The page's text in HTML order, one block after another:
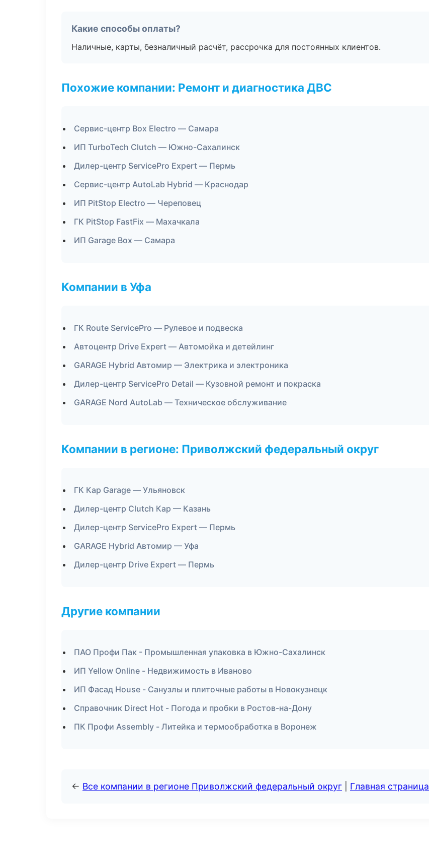
Какие способы оплаты?
Наличные, карты, безналичный расчёт, рассрочка для постоянных клиентов.
Похожие компании: Ремонт и диагностика ДВС
Сервис-центр Box Electro — Самара
ИП TurboTech Clutch — Южно-Сахалинск
Дилер-центр ServicePro Expert — Пермь
Сервис-центр AutoLab Hybrid — Краснодар
ИП PitStop Electro — Череповец
ГК PitStop FastFix — Махачкала
ИП Garage Box — Самара
Компании в Уфа
ГК Route ServicePro — Рулевое и подвеска
Автоцентр Drive Expert — Автомойка и детейлинг
GARAGE Hybrid Автомир — Электрика и электроника
Дилер-центр ServicePro Detail — Кузовной ремонт и покраска
GARAGE Nord AutoLab — Техническое обслуживание
Компании в регионе: Приволжский федеральный округ
ГК Кар Garage — Ульяновск
Дилер-центр Clutch Кар — Казань
Дилер-центр ServicePro Expert — Пермь
GARAGE Hybrid Автомир — Уфа
Дилер-центр Drive Expert — Пермь
Другие компании
ПАО Профи Пак - Промышленная упаковка в Южно-Сахалинск
ИП Yellow Online - Недвижимость в Иваново
ИП Фасад House - Санузлы и плиточные работы в Новокузнецк
Справочник Direct Hot - Погода и пробки в Ростов-на-Дону
ПК Профи Assembly - Литейка и термообработка в Воронеж
← Все компании в регионе Приволжский федеральный округ Главная страница